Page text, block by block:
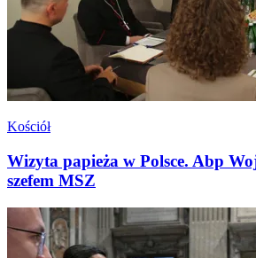
Kościół
Wizyta papieża w Polsce. Abp
szefem MSZ